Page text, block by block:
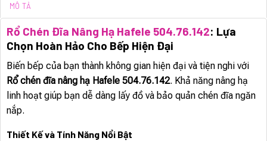
MÔ TẢ
Rổ Chén Đĩa Nâng Hạ Hafele 504.76.142: Lựa
Chọn Hoàn Hảo Cho Bếp Hiện Đại
Biến bếp của bạn thành không gian hiện đại và tiện nghi với
Rổ chén đĩa nâng hạ Hafele 504.76.142. Khả năng nâng hạ
linh hoạt giúp bạn dễ dàng lấy đồ và bảo quản chén đĩa ngăn
nắp.
Thiết Kế và Tính Năng Nổi Bật